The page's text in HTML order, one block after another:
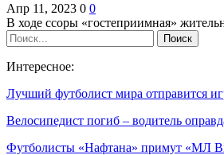
Апр 11, 2023 0 0
В ходе ссоры «гостеприимная»
Интересное:
Лучший футболист мира отправится
Велосипедист погиб – водитель
Футболисты «Нафтана» примут «МЛ